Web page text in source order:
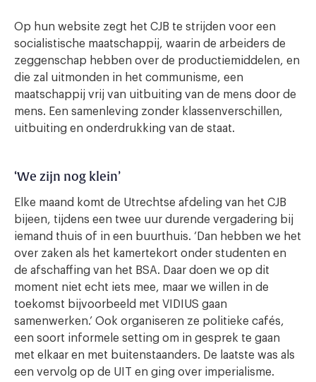
Op hun website zegt het CJB te strijden voor een
socialistische maatschappij, waarin de arbeiders de
zeggenschap hebben over de productiemiddelen, en
die zal uitmonden in het communisme, een
maatschappij vrij van uitbuiting van de mens door de
mens. Een samenleving zonder klassenverschillen,
uitbuiting en onderdrukking van de staat.
‘We zijn nog klein’
Elke maand komt de Utrechtse afdeling van het CJB
bijeen, tijdens een twee uur durende vergadering bij
iemand thuis of in een buurthuis. ‘Dan hebben we het
over zaken als het kamertekort onder studenten en
de afschaffing van het BSA. Daar doen we op dit
moment niet echt iets mee, maar we willen in de
toekomst bijvoorbeeld met VIDIUS gaan
samenwerken.’ Ook organiseren ze politieke cafés,
een soort informele setting om in gesprek te gaan
met elkaar en met buitenstaanders. De laatste was als
een vervolg op de UIT en ging over imperialisme.